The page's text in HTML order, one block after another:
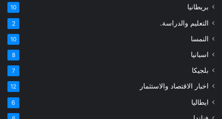
بريطانيا 10
التعليم والدراسة. 2
النمسا 10
اسبانيا 8
بلجيكا 7
اخبار الاقتصاد والاستثمار 12
ايطاليا 6